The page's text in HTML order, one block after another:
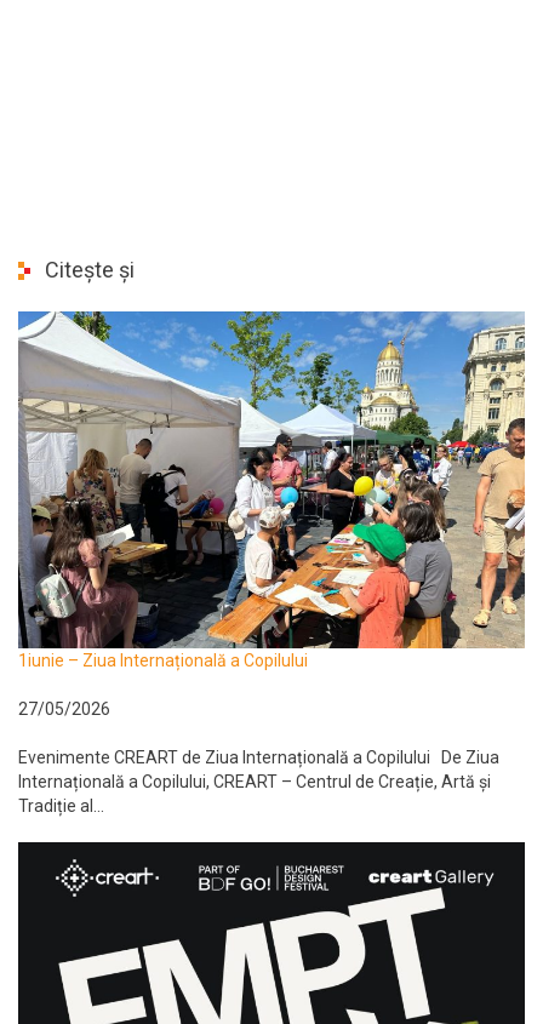
Citește și
1iunie – Ziua Internațională a Copilului
27/05/2026
Evenimente CREART de Ziua Internațională a Copilului De Ziua
Internațională a Copilului, CREART – Centrul de Creație, Artă și
Tradiție al...